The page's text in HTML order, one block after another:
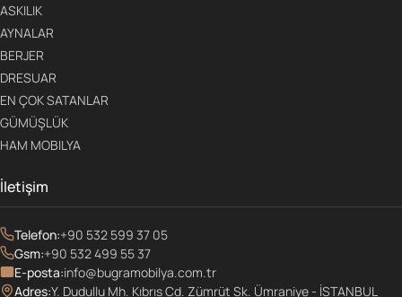
ASKILIK
AYNALAR
BERJER
DRESUAR
EN ÇOK SATANLAR
GÜMÜŞLÜK
HAM MOBILYA
İletişim
Telefon:+90 532 599 37 05
Gsm:+90 532 499 55 37
E-posta:info@bugramobilya.com.tr
Adres:Y. Dudullu Mh. Kıbrıs Cd. Zümrüt Sk. Ümraniye - İSTANBUL